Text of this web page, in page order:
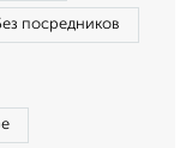
посредников